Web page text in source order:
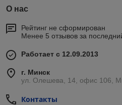
О нас
Рейтинг не сформирован
Менее 5 отзывов за
Работает с 12.09.2013
г. Минск
ул. Олешева, 14, офис 106,
Контакты